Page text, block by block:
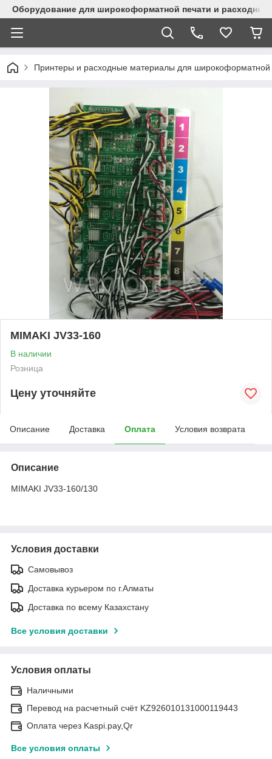
Оборудование для широкоформатной печати и
Принтеры и расходные материалы для широкоформатной
MIMAKI JV33-160
В наличии
Розница
Цену уточняйте
Описание Доставка Оплата Условия возврата
Описание
MIMAKI JV33-160/130
Условия доставки
Самовывоз
Доставка курьером по г.Алматы
Доставка по всему Казахстану
Все условия доставки
Условия оплаты
Наличными
Перевод на расчетный счёт KZ926010131000119443
Оплата через Kaspi.pay,Qr
Все условия оплаты